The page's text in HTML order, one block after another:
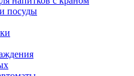
посуды